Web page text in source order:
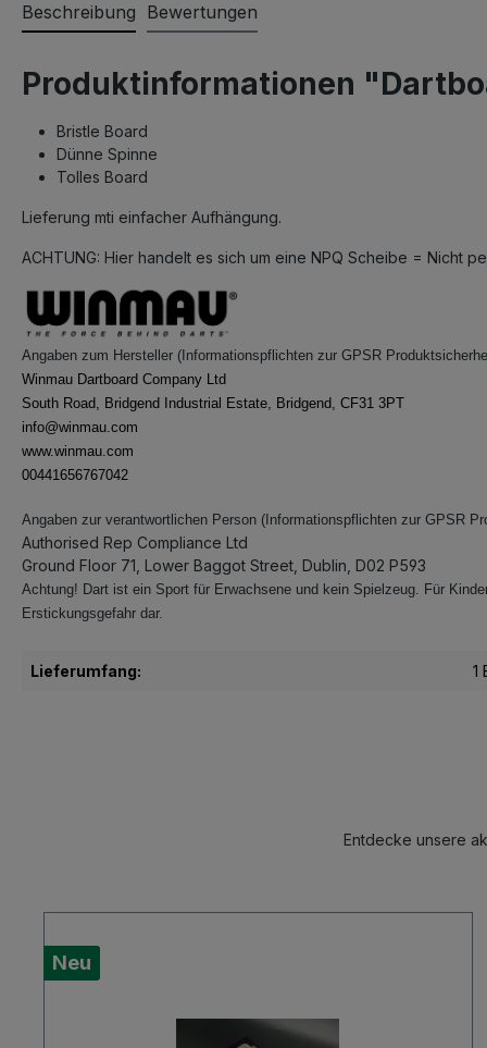
Beschreibung Bewertungen
Produktinformationen
Bristle Board
Dünne Spinne
Tolles Board
Lieferung mti einfacher Aufhängung.
ACHTUNG: Hier handelt es sich um eine NPQ Scheibe = Nicht
Angaben zum Hersteller (Informationspflichten zur GPSR
Winmau Dartboard Company Ltd
South Road, Bridgend Industrial Estate, Bridgend, CF31 3PT
info@winmau.com
www.winmau.com
00441656767042
Angaben zur verantwortlichen Person (Informationspflichten zur GPSR
Authorised Rep Compliance Ltd
Ground Floor 71, Lower Baggot Street, Dublin, D02 P593
Achtung! Dart ist ein Sport für Erwachsene und kein Spielzeug. Für
Erstickungsgefahr dar.
Lieferumfang: 1
Entdecke unsere
Neu